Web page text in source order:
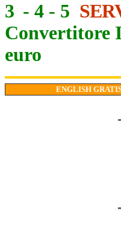
3 - 4 - 5
Convertitore
euro
ENGLISH